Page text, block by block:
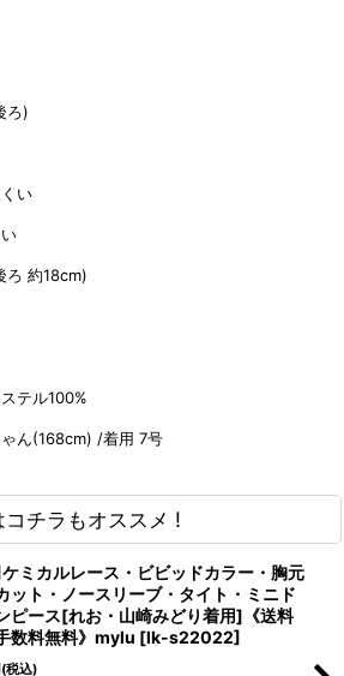
ろ)
い
ろ 約18cm)
テル100%
ん(168cm) /着用 7号
チラもオススメ !
ミカルレース・ビビッドカラー・胸元
ット・ノースリーブ・タイト・ミニド
ピース[れお・山崎みどり着用]《送料
数料無料》mylu [lk-s22022]
(税込)